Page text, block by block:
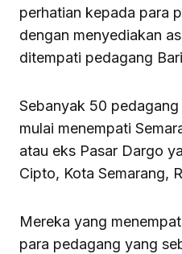
perhatian kepada para
dengan menyediakan
ditempati pedagang
Sebanyak 50
mulai menempati
atau eks Pasar Dargo
Cipto, Kota Semarang,
Mereka yang
para pedagang yang